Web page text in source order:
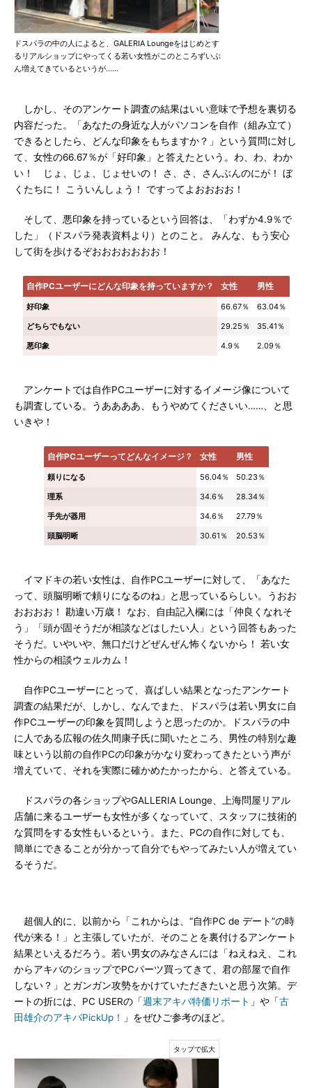
ドスパラの中の人によると、GALERIA Loungeをはじめとす
るリアルショップにやってくる若い女性がこのところずいぶ
ん増えてきているというが……
しかし、そのアンケート調査の結果はいい意味で予想を裏切る
内容だった。「あなたの身近な人がパソコンを自作（組み立て）
できるとしたら、どんな印象をもちますか？」という質問に対し
て、女性の66.67％が「好印象」と答えたという。わ、わ、わか
い！ じょ、じょ、じょせいの！ さ、さ、さんぶんのにが！ ぼ
くたちに！ こういんしょう！ ですってよおおおお！
そして、悪印象を持っているという回答は、「わずか4.9％で
した」（ドスパラ発表資料より）とのこと。 みんな、もう安心
して街を歩けるぞおおおおおおお！
自作PCユーザーにどんな印象を持っていますか？ 女性 男性
好印象 66.67％
63.04％
どちらでもない
29.25％
35.41％
悪印象
4.9％ 2.09％
アンケートでは自作PCユーザーに対するイメージ像について
も調査している。うああああ、もうやめてくださいい……、と思
いきや！
自作PCユーザーってどんなイメージ？ 女性 男性
頼りになる 56.04％
50.23％
理系
34.6％
28.34％
手先が器用
34.6％
27.79％
頭脳明晰
30.61％ 20.53％
イマドキの若い女性は、自作PCユーザーに対して、「あなた
って、頭脳明晰で頼りになるのね」と思っているらしい。うおお
おおおお！ 勘違い万歳！ なお、自由記入欄には「仲良くなれそ
う」「頭が固そうだが相談などはしたい人」という回答もあった
そうだ。いやいや、無口だけどぜんぜん怖くないから！ 若い女
性からの相談ウェルカム！
自作PCユーザーにとって、喜ばしい結果となったアンケート
調査の結果だが、しかし、なんでまた、ドスパラは若い男女に自
作PCユーザーの印象を質問しようと思ったのか。ドスパラの中
に人である広報の佐久間康子氏に聞いたところ、男性の特別な趣
味という以前の自作PCの印象がかなり変わってきたという声が
増えていて、それを実際に確かめたかったから、と答えている。
ドスパラの各ショップやGALLERIA Lounge、上海問屋リアル
店舗に来るユーザーも女性が多くなっていて、スタッフに技術的
な質問をする女性もいるという。また、PCの自作に対しても、
簡単にできることが分かって自分でもやってみたい人が増えてい
るそうだ。
超個人的に、以前から「これからは、“自作PC de デート”の時
代が来る！」と主張していたが、そのことを裏付けるアンケート
結果といえるだろう。若い男女のみなさんには「ねえねえ、これ
からアキバのショップでPCパーツ買ってきて、君の部屋で自作
しない？」とガンガン攻勢をかけていただきたいと思う次第。デ
ートの折には、PC USERの「週末アキバ特価リポート 」や「古
田雄介のアキバPickUp！
」をぜひご参考のほど。